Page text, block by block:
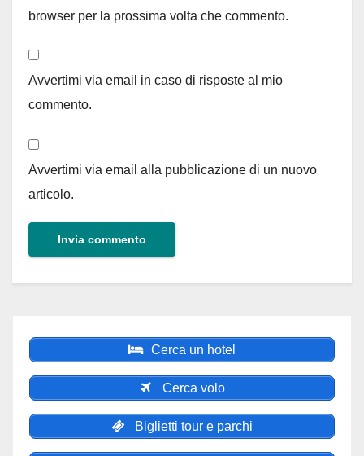
browser per la prossima volta che commento.
Avvertimi via email in caso di risposte al mio
commento.
Avvertimi via email alla pubblicazione di un nuovo
articolo.
Cerca un hotel
Cerca volo
Biglietti tour e parchi